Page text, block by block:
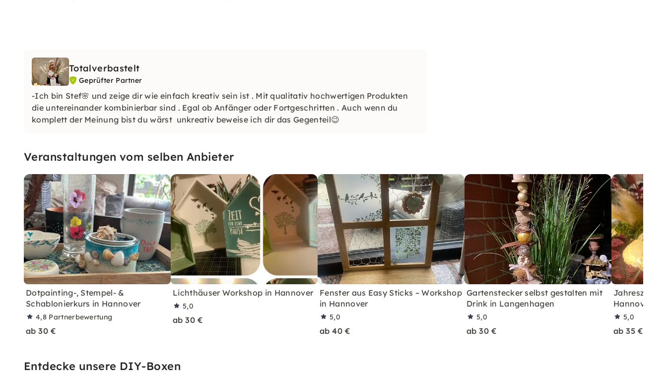
Totalverbastelt
Geprüfter Partner
-Ich bin Stef🌸 und zeige dir wie einfach kreativ sein ist . Mit qualitativ hochwertigen Produkten
die untereinander kombinierbar sind . Egal ob Anfänger oder Fortgeschritten . Auch wenn du
komplett der Meinung bist du wärst unkreativ beweise ich dir das Gegenteil😉
Veranstaltungen vom selben Anbieter
Dotpainting-, Stempel- &
Schablonierkurs in Hannover
4,8 Partnerbewertung
ab 30 €
Lichthäuser Workshop in Hannover
5,0
ab 30 €
Fenster aus Easy Sticks – Workshop
in Hannover
5,0
ab 40 €
Gartenstecker selbst gestalten mit
Drink in Langenhagen
5,0
ab 30 €
Jahreszeiten
Hannover
5,0
ab 35 €
Entdecke unsere DIY-Boxen